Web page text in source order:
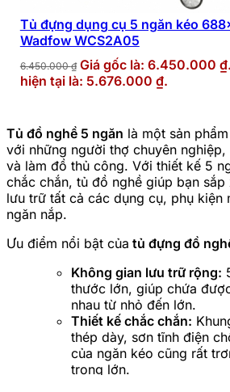
Tủ đựng dụng cụ 5 ngăn kéo
Wadfow WCS2A05
6.450.000₫ Giá gốc là: 6.450.000 ₫.
hiện tại là: 5.676.000 ₫.
Tủ đồ nghề 5 ngăn là một sản
với những người thợ chuyên nghiệp,
và làm đồ thủ công. Với thiết kế 5
chắc chắn, tủ đồ nghề giúp bạn
lưu trữ tất cả các dụng cụ, phụ kiện
ngăn nắp.
Ưu điểm nổi bật của tủ đựng đồ
Không gian lưu trữ rộng:
thước lớn, giúp chứa
nhau từ nhỏ đến lớn.
Thiết kế chắc chắn:
thép dày, sơn tĩnh điện
của ngăn kéo cũng rất
trọng lớn.